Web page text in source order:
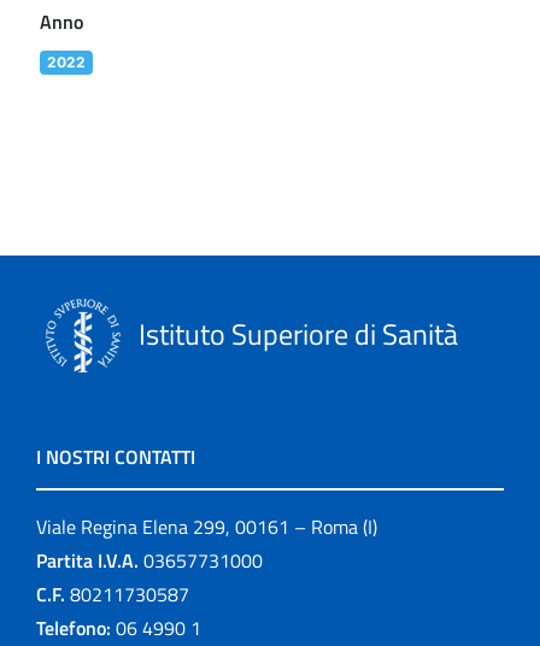
Anno
2022
Istituto Superiore di Sanità
I NOSTRI CONTATTI
Viale Regina Elena 299, 00161 – Roma (I)
Partita I.V.A. 03657731000
C.F. 80211730587
Telefono: 06 4990 1